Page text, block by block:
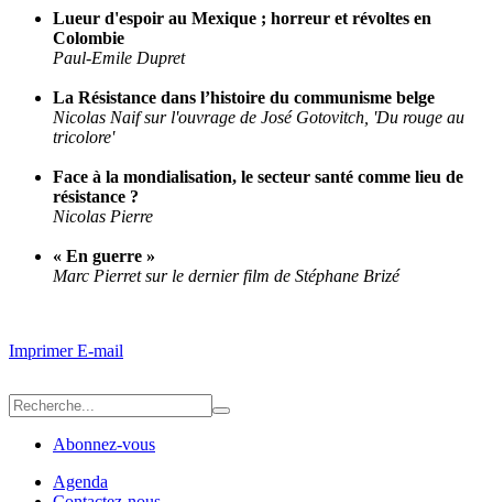
Lueur d'espoir au Mexique ; horreur et révoltes en
Colombie
Paul-Emile Dupret
La Résistance dans l’histoire du communisme belge
Nicolas Naif sur l'ouvrage de José Gotovitch, 'Du rouge au
tricolore'
Face à la mondialisation, le secteur santé comme lieu de
résistance ?
Nicolas Pierre
« En guerre »
Marc Pierret sur le dernier film de Stéphane Brizé
ImprimerE-mail
Abonnez-vous
Agenda